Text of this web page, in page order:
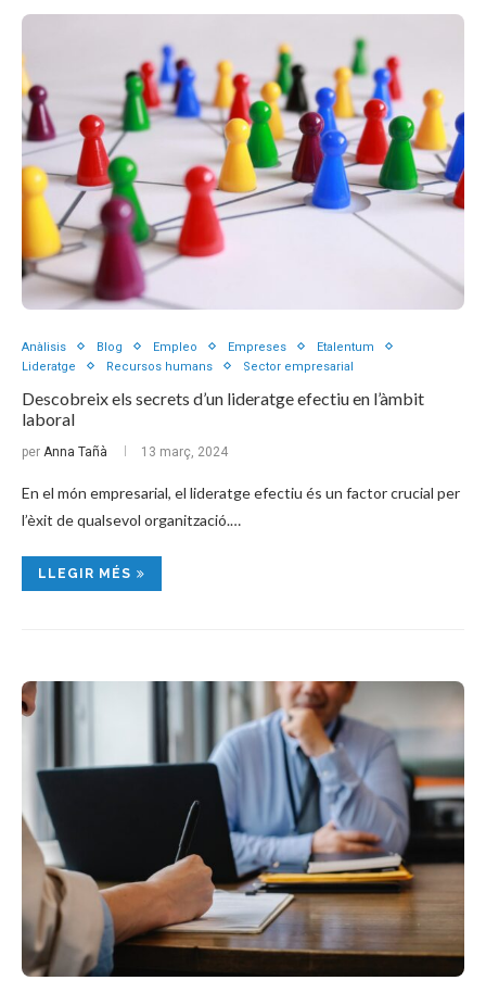
Anàlisis Blog Empleo Empreses
Etalentum
Lideratge
Recursos humans Sector empresarial
Descobreix els secrets d’un lideratge efectiu en l’àmbit
laboral
per Anna Tañà 13 març, 2024
En el món empresarial, el lideratge efectiu és un factor crucial per
l’èxit de qualsevol organització.…
LLEGIR MÉS